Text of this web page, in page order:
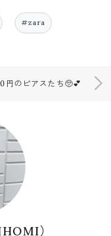
#zara
円のピアスたち🥺💕
）